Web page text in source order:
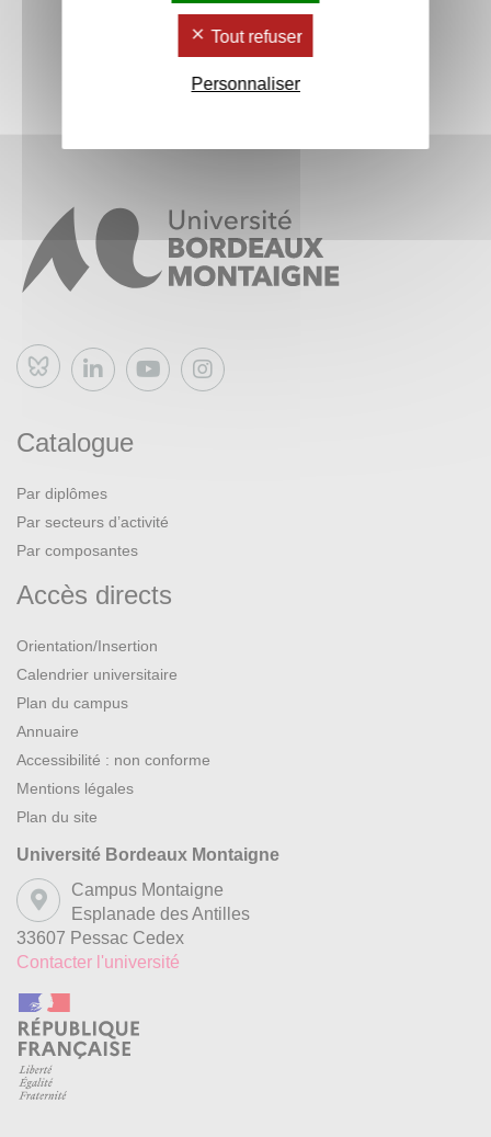
Bluesky
Catalogue
Par diplômes
Par secteurs d’activité
Par composantes
Accès directs
Orientation/Insertion
Calendrier universitaire
Plan du campus
Annuaire
Accessibilité : non conforme
Mentions légales
Plan du site
Université Bordeaux Montaigne
Campus Montaigne
Esplanade des Antilles
33607 Pessac Cedex
Contacter l'université
Tout refuser
Personnaliser